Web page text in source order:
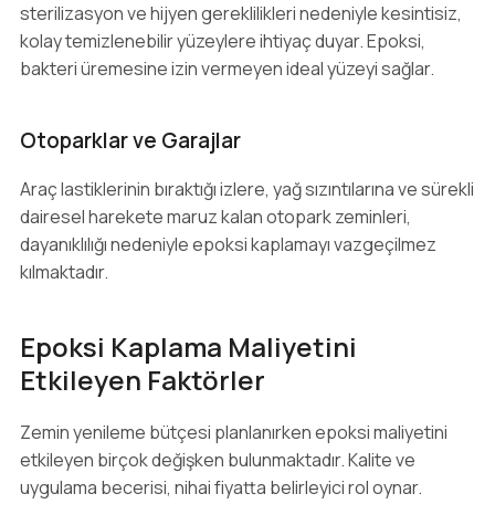
sterilizasyon ve hijyen gereklilikleri nedeniyle kesintisiz,
kolay temizlenebilir yüzeylere ihtiyaç duyar. Epoksi,
bakteri üremesine izin vermeyen ideal yüzeyi sağlar.
Otoparklar ve Garajlar
Araç lastiklerinin bıraktığı izlere, yağ sızıntılarına ve sürekli
dairesel harekete maruz kalan otopark zeminleri,
dayanıklılığı nedeniyle epoksi kaplamayı vazgeçilmez
kılmaktadır.
Epoksi Kaplama Maliyetini
Etkileyen Faktörler
Zemin yenileme bütçesi planlanırken epoksi maliyetini
etkileyen birçok değişken bulunmaktadır. Kalite ve
uygulama becerisi, nihai fiyatta belirleyici rol oynar.